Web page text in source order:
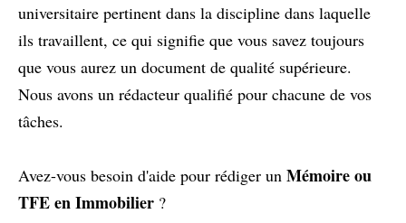
universitaire pertinent dans la discipline dans laquelle
ils travaillent, ce qui signifie que vous savez toujours
que vous aurez un document de qualité supérieure.
Nous avons un rédacteur qualifié pour chacune de vos
tâches.
Avez-vous besoin d'aide pour rédiger un Mémoire ou
TFE en Immobilier ?